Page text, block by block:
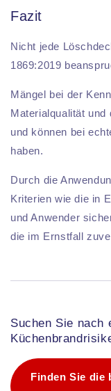
Fazit
Nicht jede
1869:2019
Mängel bei der
Materialqualität und
und können bei
haben.
Durch die
Kriterien wie die in
und Anwender
die im Ernstfall
Suchen Sie nach
Finden Sie die